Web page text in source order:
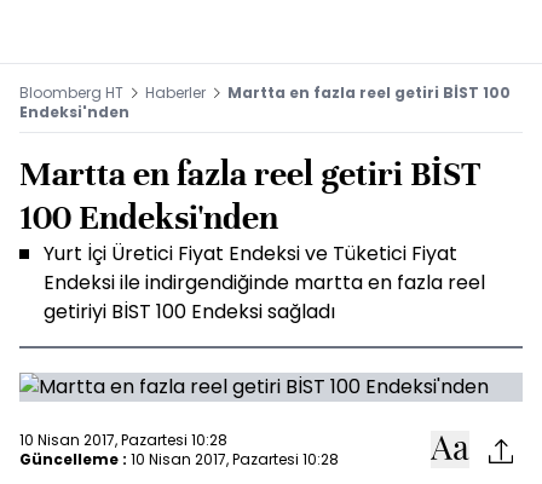
Bloomberg HT Haberler
Martta en fazla reel getiri BİST 100
Endeksi'nden
Martta en fazla reel getiri BİST
100 Endeksi'nden
Yurt İçi Üretici Fiyat Endeksi ve Tüketici Fiyat
Endeksi ile indirgendiğinde martta en fazla reel
getiriyi BİST 100 Endeksi sağladı
10 Nisan 2017, Pazartesi 10:28
Güncelleme : 10 Nisan 2017, Pazartesi 10:28